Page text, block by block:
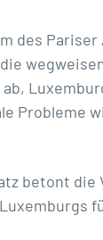
des
ab,
Probleme
betont die